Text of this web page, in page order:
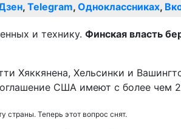
, Telegram, Одноклассниках,
и технику. Финская власть
Хельсинки и
США имеют с более чем
Теперь этот вопрос снят.